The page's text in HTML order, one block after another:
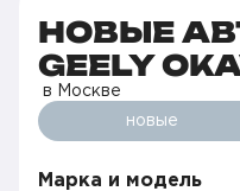
НОВЫЕ
GEELY
в Москве
новые
Марка и модель